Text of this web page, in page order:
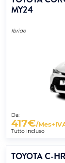
MY24
Ibrido
Da:
417€/
Tutto incluso
TOYOTA C-